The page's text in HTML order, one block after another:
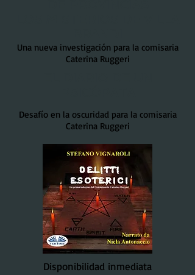
Una nueva investigación para la comisaria
Caterina Ruggeri
Desafío en la oscuridad para la comisaria
Caterina Ruggeri
Disponibilidad inmediata